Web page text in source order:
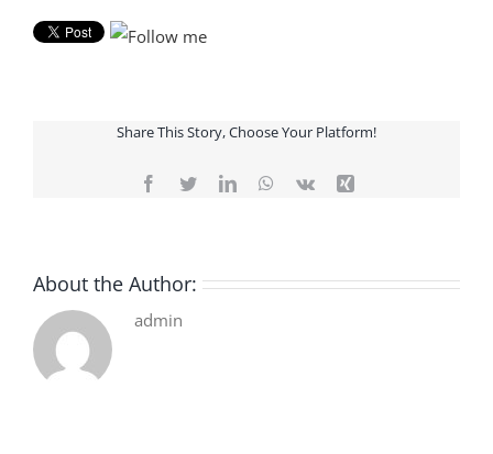
Share This Story, Choose Your Platform!
Facebook
TwitterLinkedInWhatsApp
Vk Xing
About the Author:
admin